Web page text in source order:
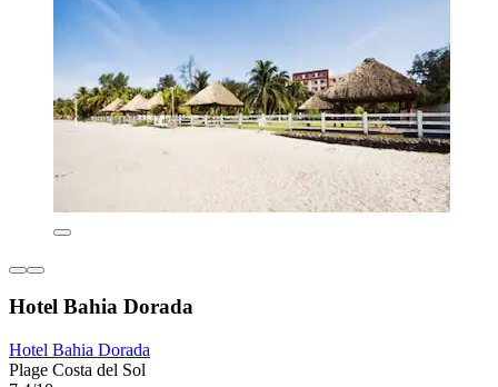
Hotel Bahia Dorada
Hotel Bahia Dorada
Plage Costa del Sol